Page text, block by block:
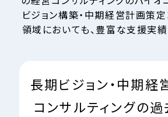
ビジョン構築・中期経営計画策
領域においても、豊富な支援実績
長期ビジョン・中期経
コンサルティングの過